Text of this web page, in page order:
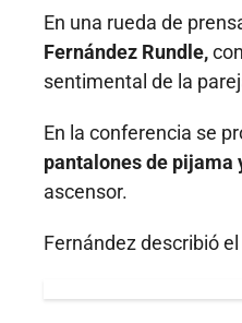
En una rueda de
Fernández Rundle,
sentimental de la
En la conferencia se
pantalones de pijama
ascensor.
Fernández describió